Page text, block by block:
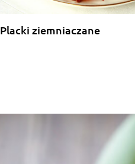
Placki ziemniaczane